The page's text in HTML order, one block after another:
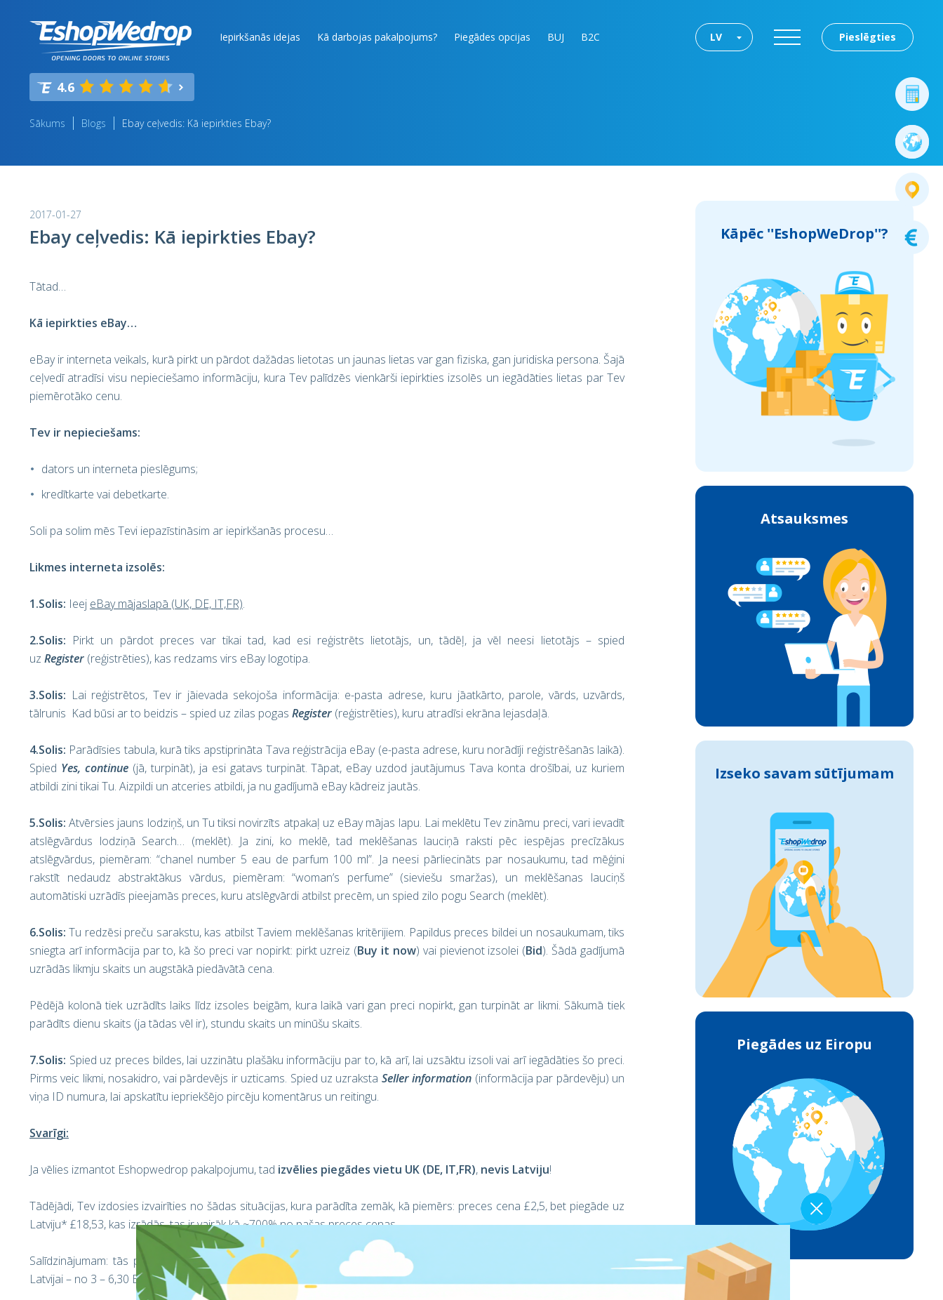
Iepirkšanās idejas Kā darbojas pakalpojums? Piegādes opcijas BUJ B2C Pieslēgties
LV
4.6
Sākums Blogs Ebay ceļvedis: Kā iepirkties Ebay?
2017-01-27
Ebay ceļvedis: Kā iepirkties Ebay?
Tātad…
Kā iepirkties eBay…
eBay ir interneta veikals, kurā pirkt un pārdot dažādas lietotas un jaunas lietas var gan fiziska, gan juridiska persona. Šajā
ceļvedī atradīsi visu nepieciešamo informāciju, kura Tev palīdzēs vienkārši iepirkties izsolēs un iegādāties lietas par Tev
piemērotāko cenu.
Tev ir nepieciešams:
dators un interneta pieslēgums;
kredītkarte vai debetkarte.
Soli pa solim mēs Tevi iepazīstināsim ar iepirkšanās procesu…
Likmes interneta izsolēs:
1.Solis: Ieej eBay mājaslapā (UK, DE, IT,FR).
2.Solis: Pirkt un pārdot preces var tikai tad, kad esi reģistrēts lietotājs, un, tādēļ, ja vēl neesi lietotājs – spied
uz Register (reģistrēties), kas redzams virs eBay logotipa.
3.Solis: Lai reģistrētos, Tev ir jāievada sekojoša informācija: e-pasta adrese, kuru jāatkārto, parole, vārds, uzvārds,
tālrunis Kad būsi ar to beidzis – spied uz zilas pogas Register (reģistrēties), kuru atradīsi ekrāna lejasdaļā.
4.Solis: Parādīsies tabula, kurā tiks apstiprināta Tava reģistrācija eBay (e-pasta adrese, kuru norādīji reģistrēšanās laikā).
Spied Yes, continue(jā, turpināt), ja esi gatavs turpināt. Tāpat, eBay uzdod jautājumus Tava konta drošībai, uz kuriem
atbildi zini tikai Tu. Aizpildi un atceries atbildi, ja nu gadījumā eBay kādreiz jautās.
5.Solis:Atvērsies jauns lodziņš, un Tu tiksi novirzīts atpakaļ uz eBay mājas lapu. Lai meklētu Tev zināmu preci, vari ievadīt
atslēgvārdus lodziņā Search… (meklēt). Ja zini, ko meklē, tad meklēšanas lauciņā raksti pēc iespējas precīzākus
atslēgvārdus, piemēram: “chanel number 5 eau de parfum 100 ml”. Ja neesi pārliecināts par nosaukumu, tad mēģini
rakstīt nedaudz abstraktākus vārdus, piemēram: “woman’s perfume” (sieviešu smaržas), un meklēšanas lauciņš
automātiski uzrādīs pieejamās preces, kuru atslēgvārdi atbilst precēm, un spied zilo pogu Search (meklēt).
6.Solis:Tu redzēsi preču sarakstu, kas atbilst Taviem meklēšanas kritērijiem. Papildus preces bildei un nosaukumam, tiks
sniegta arī informācija par to, kā šo preci var nopirkt: pirkt uzreiz (Buy it now) vai pievienot izsolei (Bid). Šādā gadījumā
uzrādās likmju skaits un augstākā piedāvātā cena.
Pēdējā kolonā tiek uzrādīts laiks līdz izsoles beigām, kura laikā vari gan preci nopirkt, gan turpināt ar likmi. Sākumā tiek
parādīts dienu skaits (ja tādas vēl ir), stundu skaits un minūšu skaits.
7.Solis: Spied uz preces bildes, lai uzzinātu plašāku informāciju par to, kā arī, lai uzsāktu izsoli vai arī iegādāties šo preci.
Pirms veic likmi, nosakidro, vai pārdevējs ir uzticams. Spied uz uzraksta Seller information (informācija par pārdevēju) un
viņa ID numura, lai apskatītu iepriekšējo pircēju komentārus un reitingu.
Svarīgi:
Ja vēlies izmantot Eshopwedrop pakalpojumu, tad izvēlies piegādes vietu UK (DE, IT,FR), nevis Latviju!
Tādējādi, Tev izdosies izvairīties no šādas situācijas, kura parādīta zemāk, kā piemērs: preces cena £2,5, bet piegāde uz
Latviju* £18,53, kas izrādās, tas ir vairāk kā ~700% no pašas preces cenas.
Salīdzinājumam: tās pašas preces piegāde UK teritorijā izmaksā no ~£1 līdz ~£1,50, un EshopWedrop piegāde līdz
Latvijai – no 3 – 6,30 EUR.
Kāpēc ''EshopWeDrop''?
Atsauksmes
Izseko savam sūtījumam
Piegādes uz Eiropu